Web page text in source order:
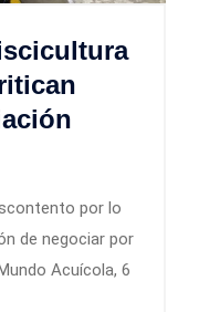
por lo
de negociar por
Acuícola, 6